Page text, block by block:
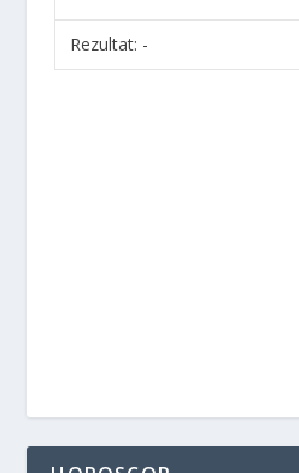
Rezultat: -